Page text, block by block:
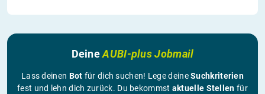
DeineAUBI-plus Jobmail
Lass deinen Bot für dich suchen! Lege deineSuchkriterien
fest und lehn dich zurück. Du bekommst aktuelle Stellen für